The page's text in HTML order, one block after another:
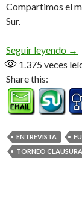
Compartimos el
Sur.
Seguir leyendo →
1.375 veces
Share this:
ENTREVISTA
TORNEO CLAUSURA